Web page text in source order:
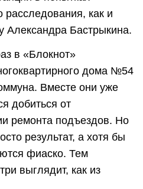
расследования, как и
Александра Бастрыкина.
в «Блокнот»
дома №54
Вместе они уже
добиться от
ремонта подъездов. Но
результат, а хотя бы
фиаско. Тем
выглядит, как из